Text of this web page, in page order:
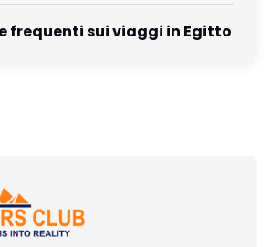
frequenti sui viaggi in Egitto